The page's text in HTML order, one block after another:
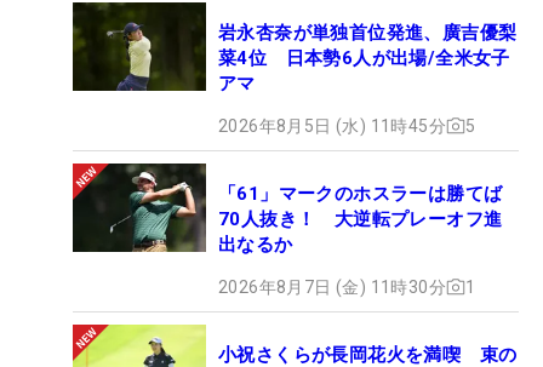
岩永杏奈が単独首位発進、廣吉優梨
菜4位 日本勢6人が出場/全米女子
アマ
2026年8月5日 (水) 11時45分 5
「61」マークのホスラーは勝てば
70人抜き！ 大逆転プレーオフ進
出なるか
2026年8月7日 (金) 11時30分 1
小祝さくらが長岡花火を満喫 束の